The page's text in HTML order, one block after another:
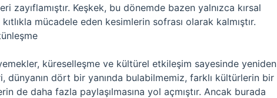
zayıflamıştır. Keşkek, bu dönemde bazen yalnızca kırsal
mücadele eden kesimlerin sofrası olarak kalmıştır.
küreselleşme ve kültürel etkileşim sayesinde yeniden
dört bir yanında bulabilmemiz, farklı kültürlerin bir
de daha fazla paylaşılmasına yol açmıştır. Ancak burada